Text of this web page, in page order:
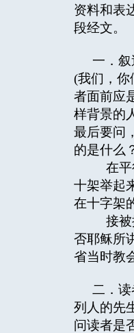
资料和表
段经文。
一．
(我们，你
者面前应
样背景的
最后要问
的是什么
在平
十架举起
在十字架
接被
否耶稣所
省当时教
二．
列人的先
问读者是